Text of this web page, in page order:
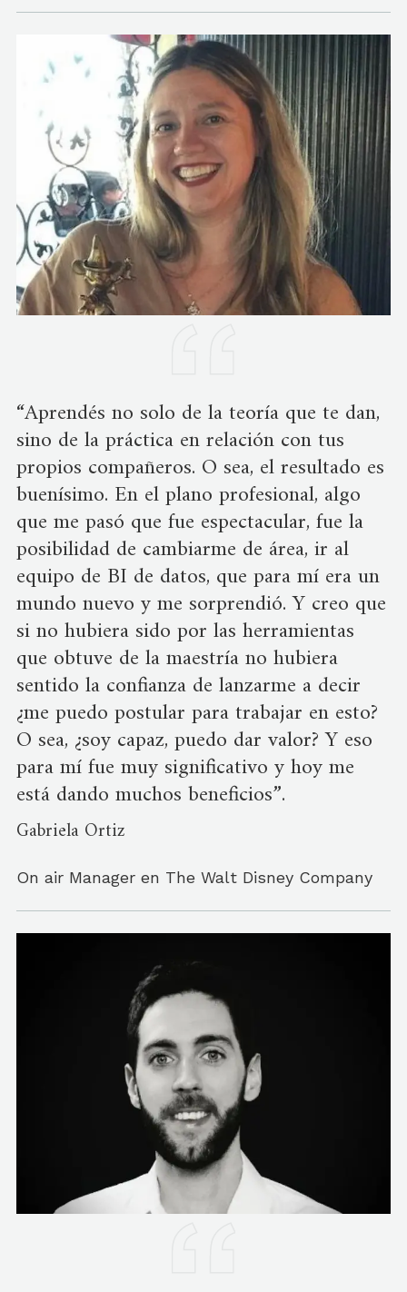
“Aprendés no solo de la teoría que te dan,
sino de la práctica en relación con tus
propios compañeros. O sea, el resultado es
buenísimo. En el plano profesional, algo
que me pasó que fue espectacular, fue la
posibilidad de cambiarme de área, ir al
equipo de BI de datos, que para mí era un
mundo nuevo y me sorprendió. Y creo que
si no hubiera sido por las herramientas
que obtuve de la maestría no hubiera
sentido la confianza de lanzarme a decir
¿me puedo postular para trabajar en esto?
O sea, ¿soy capaz, puedo dar valor? Y eso
para mí fue muy significativo y hoy me
está dando muchos beneficios”.
Gabriela Ortiz
On air Manager en The Walt Disney Company